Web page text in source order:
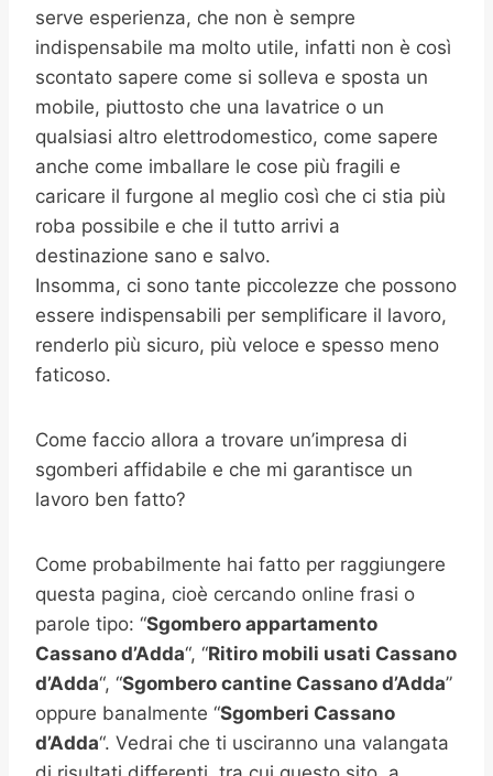
serve esperienza, che non è sempre
indispensabile ma molto utile, infatti non è così
scontato sapere come si solleva e sposta un
mobile, piuttosto che una lavatrice o un
qualsiasi altro elettrodomestico, come sapere
anche come imballare le cose più fragili e
caricare il furgone al meglio così che ci stia più
roba possibile e che il tutto arrivi a
destinazione sano e salvo.
Insomma, ci sono tante piccolezze che possono
essere indispensabili per semplificare il lavoro,
renderlo più sicuro, più veloce e spesso meno
faticoso.
Come faccio allora a trovare un’impresa di
sgomberi affidabile e che mi garantisce un
lavoro ben fatto?
Come probabilmente hai fatto per raggiungere
questa pagina, cioè cercando online frasi o
parole tipo: “Sgombero appartamento
Cassano d’Adda“, “Ritiro mobili usati Cassano
d’Adda“, “Sgombero cantine Cassano d’Adda”
oppure banalmente “Sgomberi Cassano
d’Adda“. Vedrai che ti usciranno una valangata